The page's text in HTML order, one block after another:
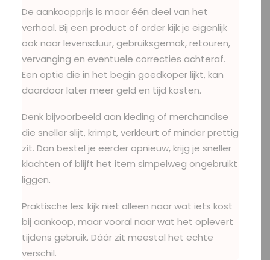
De aankoopprijs is maar één deel van het
verhaal. Bij een product of order kijk je eigenlijk
ook naar levensduur, gebruiksgemak, retouren,
vervanging en eventuele correcties achteraf.
Een optie die in het begin goedkoper lijkt, kan
daardoor later meer geld en tijd kosten.
Denk bijvoorbeeld aan kleding of merchandise
die sneller slijt, krimpt, verkleurt of minder prettig
zit. Dan bestel je eerder opnieuw, krijg je sneller
klachten of blijft het item simpelweg ongebruikt
liggen.
Praktische les: kijk niet alleen naar wat iets kost
bij aankoop, maar vooral naar wat het oplevert
tijdens gebruik. Dáár zit meestal het echte
verschil.